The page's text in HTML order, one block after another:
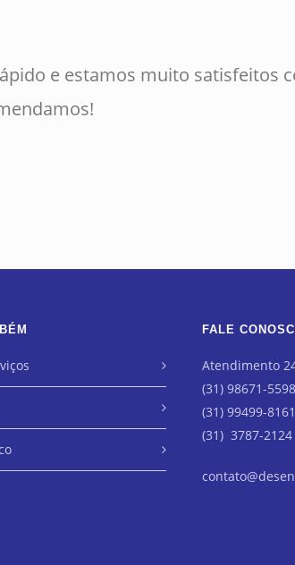
e estamos muito satisfeitos
FALE
Atendimento
(31) 98671-
(31) 99499-
(31) 3787-2124